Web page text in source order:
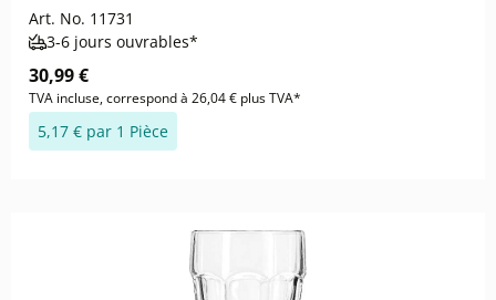
Art. No. 11731
3-6 jours ouvrables*
30,99 €
TVA incluse, correspond à 26,04 € plus TVA*
5,17 € par 1 Pièce